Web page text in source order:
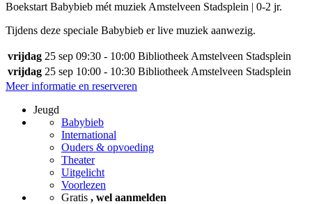
Boekstart Babybieb mét muziek Amstelveen Stadsplein | 0-2 jr.
Tijdens deze speciale Babybieb er live muziek aanwezig.
vrijdag 25 sep 09:30 - 10:00 Bibliotheek Amstelveen Stadsplein
vrijdag 25 sep 10:00 - 10:30 Bibliotheek Amstelveen Stadsplein
Meer informatie en reserveren
Jeugd
Babybieb
International
Ouders & opvoeding
Theater
Uitgelicht
Voorlezen
Gratis , wel aanmelden